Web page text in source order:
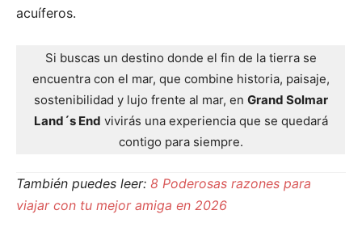
acuíferos.
Si buscas un destino donde el fin de la tierra se
encuentra con el mar, que combine historia, paisaje,
sostenibilidad y lujo frente al mar, en Grand Solmar
Land´s End vivirás una experiencia que se quedará
contigo para siempre.
También puedes leer: 8 Poderosas razones para
viajar con tu mejor amiga en 2026